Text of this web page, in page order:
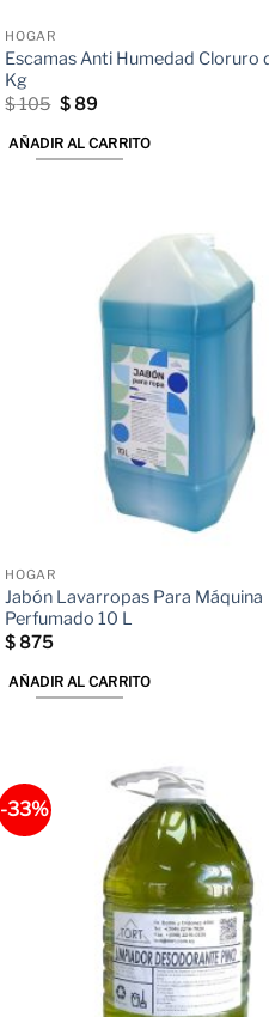
HOGAR
Escamas Anti Humedad Cloruro
Kg
$105 El
precio
original
era:
$89El
actual
es:
AÑADIR AL CARRITO
HOGAR
Jabón Lavarropas Para Máquina
Perfumado 10 L
$ 875
AÑADIR AL CARRITO
-33%